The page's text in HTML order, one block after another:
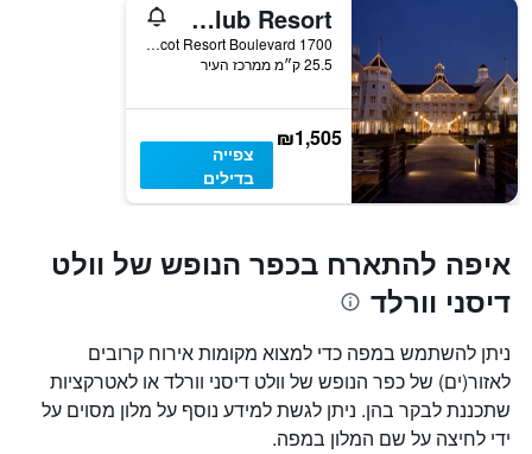
Disney's Yacht Club Resort
1700 Epcot Resort Boulevard, אורלנדו, FL, ארצות הברית
25.5 ק״מ ממרכז העיר
₪1,505
צפייה
בדילים
איפה להתארח בכפר הנופש של וולט
דיסני וורלד
ניתן להשתמש במפה כדי למצוא מקומות אירוח קרובים
לאזור(ים) של כפר הנופש של וולט דיסני וורלד או לאטרקציות
שתכננת לבקר בהן. ניתן לגשת למידע נוסף על מלון מסוים על
ידי לחיצה על שם המלון במפה.